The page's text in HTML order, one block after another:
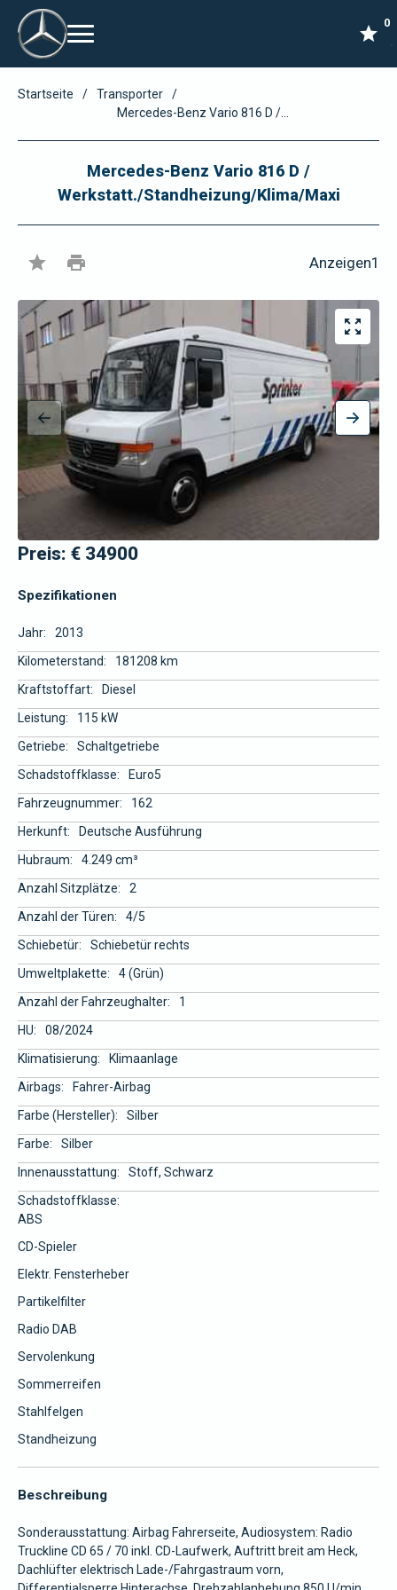
star
0
Startseite / Transporter
/
Mercedes-Benz Vario 816 D /
Mercedes-Benz Vario 816 D /
Werkstatt./Standheizung/Klima/Maxi
star print Anzeigen1
zoom_out_map
Preis: € 34900
Spezifikationen
Jahr:
2013
Kilometerstand:
181208 km
Kraftstoffart:
Diesel
Leistung:
115 kW
Getriebe:
Schaltgetriebe
Schadstoffklasse:
Euro5
Fahrzeugnummer:
162
Herkunft:
Deutsche Ausführung
Hubraum:
4.249 cm³
Anzahl Sitzplätze:
2
Anzahl der Türen:
4/5
Schiebetür:
Schiebetür rechts
Umweltplakette:
4 (Grün)
Anzahl der Fahrzeughalter:
1
HU:
08/2024
Klimatisierung:
Klimaanlage
Airbags:
Fahrer-Airbag
Farbe (Hersteller):
Silber
Farbe:
Silber
Innenausstattung:
Stoff, Schwarz
Schadstoffklasse:
ABS
CD-Spieler
Elektr. Fensterheber
Partikelfilter
Radio DAB
Servolenkung
Sommerreifen
Stahlfelgen
Standheizung
Beschreibung
Sonderausstattung: Airbag Fahrerseite, Audiosystem: Radio
Truckline CD 65 / 70 inkl. CD-Laufwerk, Auftritt breit am Heck,
Dachlüfter elektrisch Lade-/Fahrgastraum vorn,